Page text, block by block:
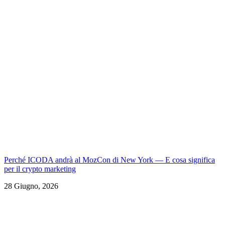
Perché ICODA andrà al MozCon di New York — E cosa significa
per il crypto marketing
28 Giugno, 2026